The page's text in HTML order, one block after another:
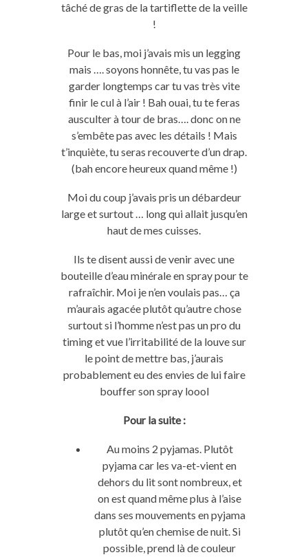
tâché de gras de la tartiflette de la veille
!
Pour le bas, moi j’avais mis un legging
mais …. soyons honnête, tu vas pas le
garder longtemps car tu vas très vite
finir le cul à l’air ! Bah ouai, tu te feras
ausculter à tour de bras…. donc on ne
s’embête pas avec les détails ! Mais
t’inquiète, tu seras recouverte d’un drap.
(bah encore heureux quand même !)
Moi du coup j’avais pris un débardeur
large et surtout … long qui allait jusqu’en
haut de mes cuisses.
Ils te disent aussi de venir avec une
bouteille d’eau minérale en spray pour te
rafraîchir. Moi je n’en voulais pas… ça
m’aurais agacée plutôt qu’autre chose
surtout si l’homme n’est pas un pro du
timing et vue l’irritabilité de la louve sur
le point de mettre bas, j’aurais
probablement eu des envies de lui faire
bouffer son spray loool
Pour la suite :
Au moins 2 pyjamas. Plutôt
pyjama car les va-et-vient en
dehors du lit sont nombreux, et
on est quand même plus à l’aise
dans ses mouvements en pyjama
plutôt qu’en chemise de nuit. Si
possible, prend là de couleur